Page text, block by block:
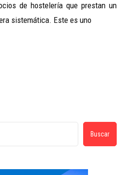
de hostelería que prestan un
sistemática. Este es uno
Buscar